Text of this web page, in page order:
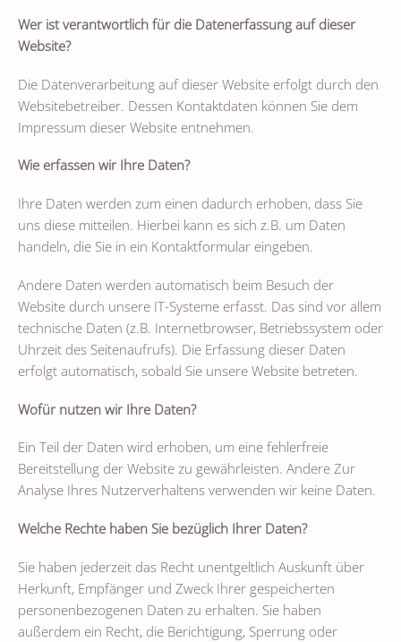
Wer ist verantwortlich für die Datenerfassung auf dieser
Website?
Die Datenverarbeitung auf dieser Website erfolgt durch den
Websitebetreiber. Dessen Kontaktdaten können Sie dem
Impressum dieser Website entnehmen.
Wie erfassen wir Ihre Daten?
Ihre Daten werden zum einen dadurch erhoben, dass Sie
uns diese mitteilen. Hierbei kann es sich z.B. um Daten
handeln, die Sie in ein Kontaktformular eingeben.
Andere Daten werden automatisch beim Besuch der
Website durch unsere IT-Systeme erfasst. Das sind vor allem
technische Daten (z.B. Internetbrowser, Betriebssystem oder
Uhrzeit des Seitenaufrufs). Die Erfassung dieser Daten
erfolgt automatisch, sobald Sie unsere Website betreten.
Wofür nutzen wir Ihre Daten?
Ein Teil der Daten wird erhoben, um eine fehlerfreie
Bereitstellung der Website zu gewährleisten. Andere Zur
Analyse Ihres Nutzerverhaltens verwenden wir keine Daten.
Welche Rechte haben Sie bezüglich Ihrer Daten?
Sie haben jederzeit das Recht unentgeltlich Auskunft über
Herkunft, Empfänger und Zweck Ihrer gespeicherten
personenbezogenen Daten zu erhalten. Sie haben
außerdem ein Recht, die Berichtigung, Sperrung oder